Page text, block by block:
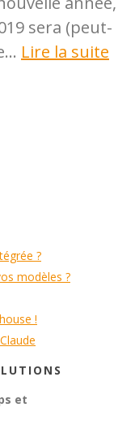
sera (peut-
Lire la suite
?
modèles ?
!
et